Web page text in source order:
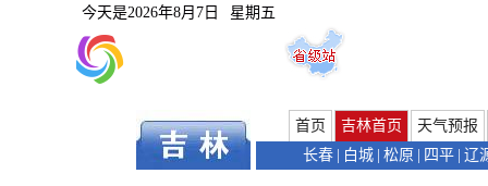
今天是2026年8月7日 星期五
首页 吉林首页
天气预报
长春
白城 松原 四平 辽